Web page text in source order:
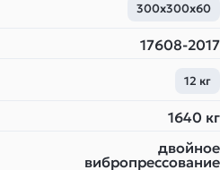
300х300х60
17608-2017
12 кг
1640 кг
двойное
вибропрессование